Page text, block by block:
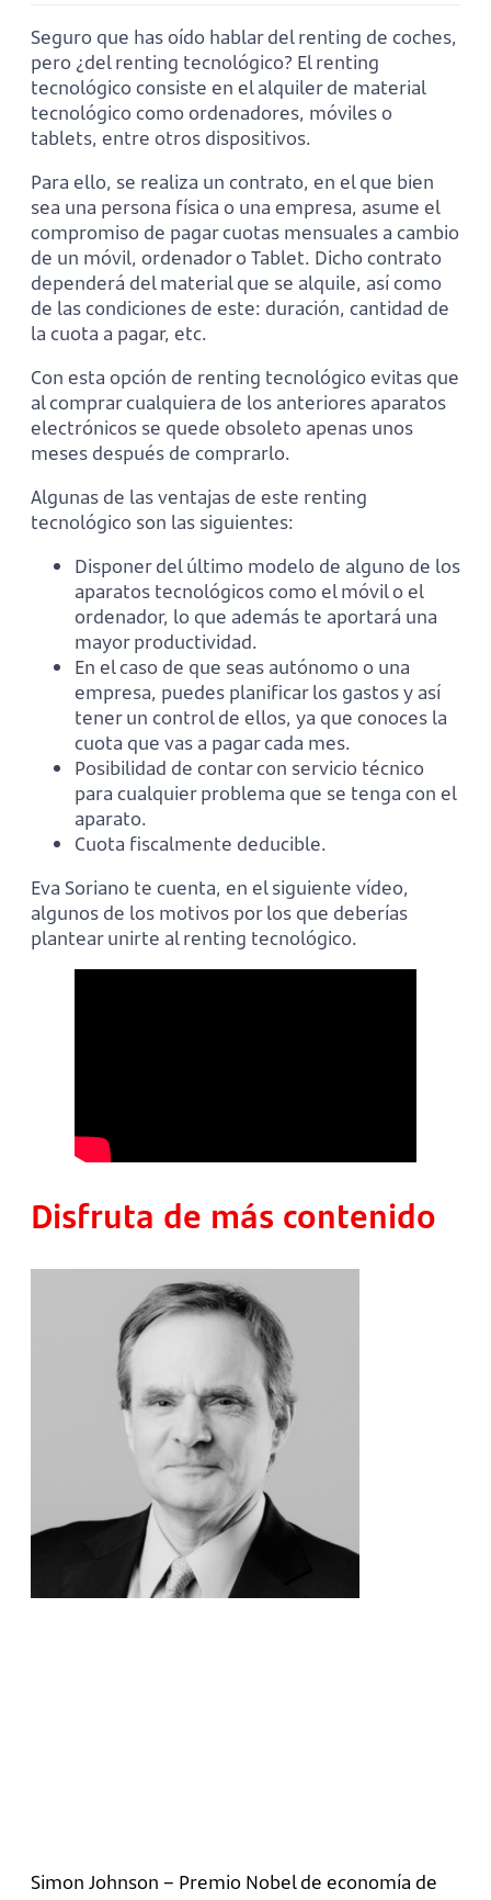
Seguro que has oído hablar del renting de coches,
pero ¿del renting tecnológico? El renting
tecnológico consiste en el alquiler de material
tecnológico como ordenadores, móviles o
tablets, entre otros dispositivos.
Para ello, se realiza un contrato, en el que bien
sea una persona física o una empresa, asume el
compromiso de pagar cuotas mensuales a cambio
de un móvil, ordenador o Tablet. Dicho contrato
dependerá del material que se alquile, así como
de las condiciones de este: duración, cantidad de
la cuota a pagar, etc.
Con esta opción de renting tecnológico evitas que
al comprar cualquiera de los anteriores aparatos
electrónicos se quede obsoleto apenas unos
meses después de comprarlo.
Algunas de las ventajas de este renting
tecnológico son las siguientes:
Disponer del último modelo de alguno de los
aparatos tecnológicos como el móvil o el
ordenador, lo que además te aportará una
mayor productividad.
En el caso de que seas autónomo o una
empresa, puedes planificar los gastos y así
tener un control de ellos, ya que conoces la
cuota que vas a pagar cada mes.
Posibilidad de contar con servicio técnico
para cualquier problema que se tenga con el
aparato.
Cuota fiscalmente deducible.
Eva Soriano te cuenta, en el siguiente vídeo,
algunos de los motivos por los que deberías
plantear unirte al renting tecnológico.
Disfruta de más contenido
Simon Johnson – Premio Nobel de economía de